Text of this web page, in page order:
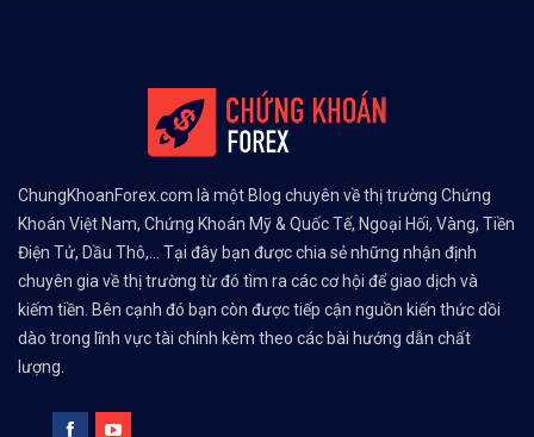
ChungKhoanForex.com là một Blog chuyên về thị trường Chứng
Khoán Việt Nam, Chứng Khoán Mỹ & Quốc Tế, Ngoại Hối, Vàng, Tiền
Điện Tử, Dầu Thô,... Tại đây bạn được chia sẻ những nhận định
chuyên gia về thị trường từ đó tìm ra các cơ hội để giao dịch và
kiếm tiền. Bên cạnh đó bạn còn được tiếp cận nguồn kiến thức dồi
dào trong lĩnh vực tài chính kèm theo các bài hướng dẫn chất
lượng.